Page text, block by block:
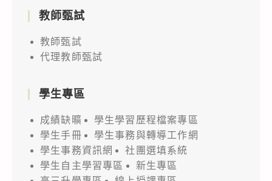
教師甄試
教師甄試
代理教師甄試
學生專區
成績缺曠
學生學習歷程檔案專區
學生手冊
學生事務與轉導工作網
學生事務資訊網
社團選填系統
學生自主學習專區
新生專區